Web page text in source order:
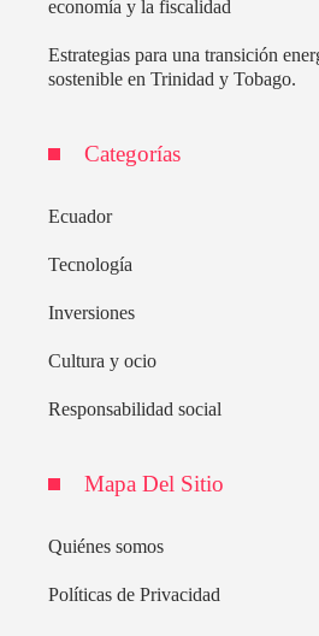
economía y la fiscalidad
Estrategias para una transición
sostenible en Trinidad y Tobago.
Categorías
Ecuador
Tecnología
Inversiones
Cultura y ocio
Responsabilidad social
Mapa Del Sitio
Quiénes somos
Políticas de Privacidad